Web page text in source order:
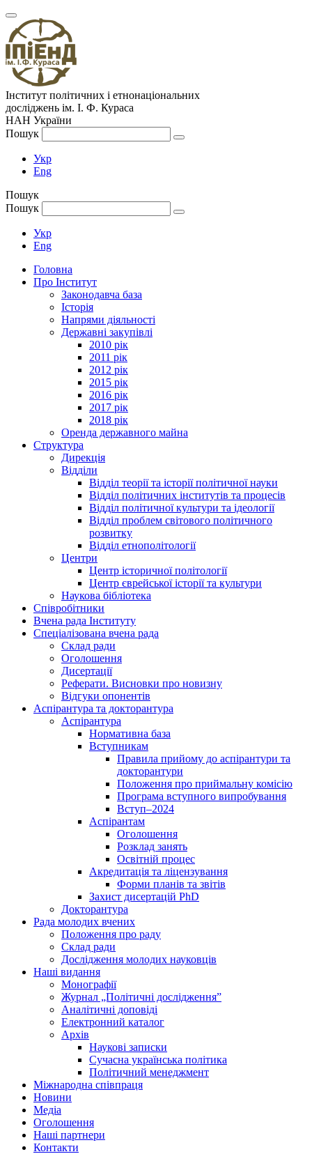
Інститут політичних і етнонаціональних
досліджень ім. І. Ф. Кураса
НАН України
Пошук
Укр
Eng
Пошук
Пошук
Укр
Eng
Головна
Про Інститут
Законодавча база
Історія
Напрями діяльності
Державні закупівлі
2010 рік
2011 рік
2012 рік
2015 рік
2016 рік
2017 рік
2018 рік
Оренда державного майна
Структура
Дирекція
Відділи
Відділ теорії та історії політичної науки
Відділ політичних інститутів та процесів
Відділ політичної культури та ідеології
Відділ проблем світового політичного
розвитку
Відділ етнополітології
Центри
Центр історичної політології
Центр єврейської історії та культури
Наукова бібліотека
Співробітники
Вчена рада Інституту
Спеціалізована вчена рада
Склад ради
Оголошення
Дисертації
Реферати. Висновки про новизну
Відгуки опонентів
Аспірантура та докторантура
Аспірантура
Нормативна база
Вступникам
Правила прийому до аспірантури та
докторантури
Положення про приймальну комісію
Програма вступного випробування
Вступ–2024
Аспірантам
Оголошення
Розклад занять
Освітній процес
Акредитація та ліцензування
Форми планів та звітів
Захист дисертацій PhD
Докторантура
Рада молодих вчених
Положення про раду
Склад ради
Дослідження молодих науковців
Наші видання
Монографії
Журнал „Політичні дослідження”
Аналітичні доповіді
Електронний каталог
Архів
Наукові записки
Сучасна українська політика
Політичний менеджмент
Міжнародна співпраця
Новини
Медіa
Оголошення
Наші партнери
Контакти